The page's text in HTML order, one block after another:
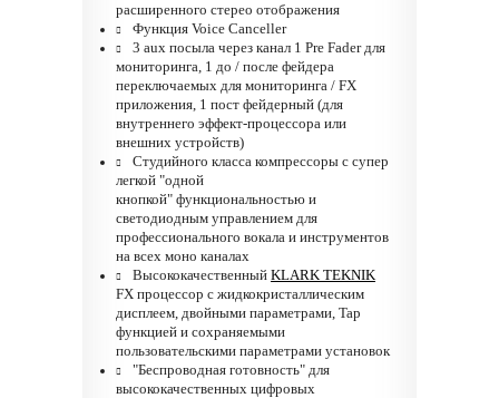
расширенного стерео отображения
Функция Voice Canceller
3 aux посыла через канал 1 Pre Fader для
мониторинга, 1 до / после фейдера
переключаемых для мониторинга / FX
приложения, 1 пост фейдерный (для
внутреннего эффект-процессора или
внешних устройств)
Студийного класса компрессоры с супер
легкой "одной
кнопкой" функциональностью и
светодиодным управлением для
профессионального вокала и инструментов
на всех моно каналах
Высококачественный KLARK TEKNIK
FX процессор с жидкокристаллическим
дисплеем, двойными параметрами, Tap
функцией и сохраняемыми
пользовательскими параметрами установок
"Беспроводная готовность" для
высококачественных цифровых